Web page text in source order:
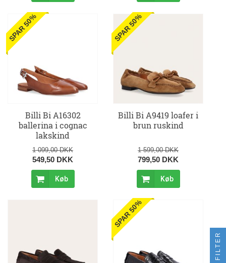
SPAR 50%
Billi Bi A16302
ballerina i cognac
lakskind
1 099,00 DKK
549,50 DKK
Køb
SPAR 50%
Billi Bi A9419 loafer i
brun ruskind
1 599,00 DKK
799,50 DKK
Køb
SPAR 50%
FILTER